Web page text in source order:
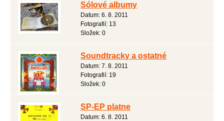
Sólové albumy
Datum: 6. 8. 2011
Fotografií: 13
Složek: 0
Soundtracky a ostatné
Datum: 7. 8. 2011
Fotografií: 19
Složek: 0
SP-EP platne
Datum: 6. 8. 2011